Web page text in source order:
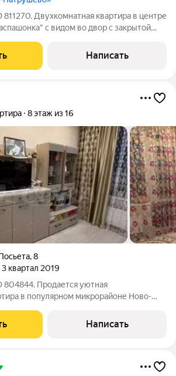
Двухкомнатная квартира в центре
с видом во двор с закрытой
теплый пол и керамогранит в обоих
душ,
Написать
8 этаж из 16
,8
3 квартал 2019
804844. Продается уютная
в популярном микрорайоне Ново-
ищет комфортное жилье с развитой
выполнен
Написать